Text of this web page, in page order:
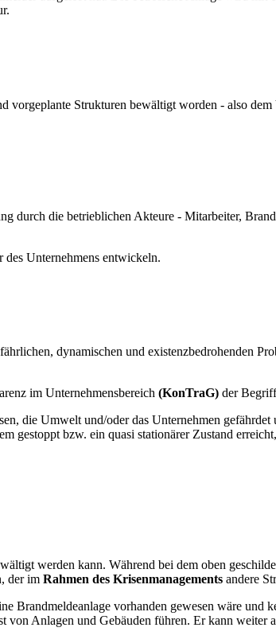
Strukturen bewältigt worden - also dem
durch die betrieblichen Akteure - Mitarbeiter,
Unternehmens entwickeln.
dynamischen und existenzbedrohenden
im Unternehmensbereich (KonTraG) der
die Umwelt und/oder das Unternehmen
gestoppt bzw. ein quasi stationärer Zustand
werden kann. Während bei dem oben
der im Rahmen des Krisenmanagements andere
Brandmeldeanlage vorhanden gewesen wäre und
Anlagen und Gebäuden führen. Er kann weiter